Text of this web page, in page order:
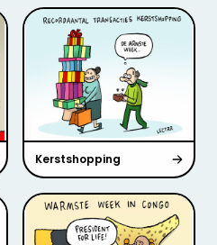
Kerstshopping